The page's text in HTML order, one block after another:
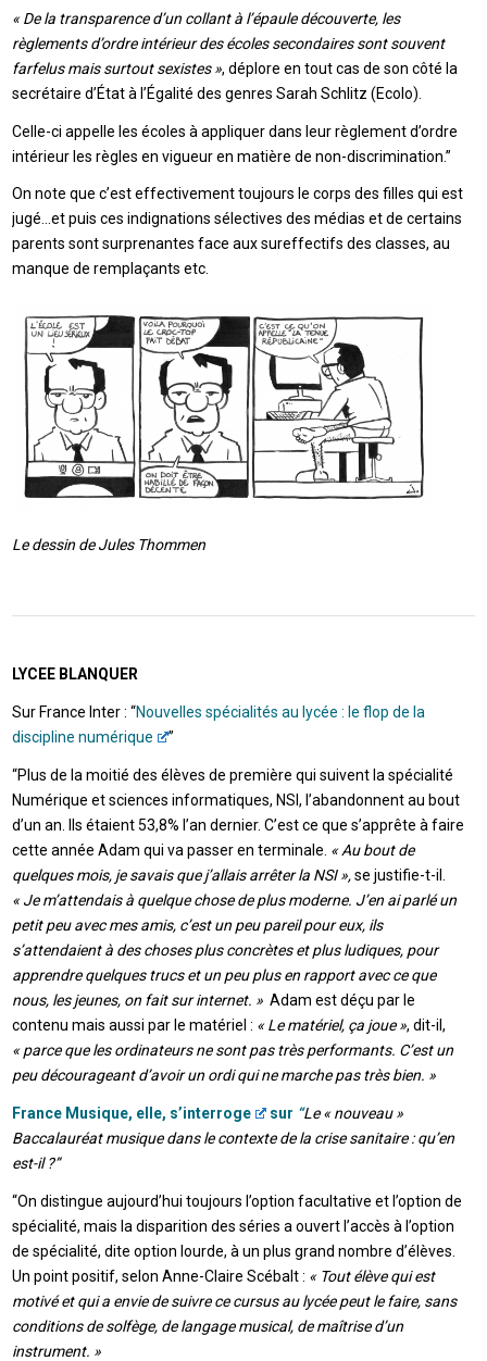
« De la transparence d’un collant à l’épaule découverte, les
règlements d’ordre intérieur des écoles secondaires sont souvent
farfelus mais surtout sexistes », déplore en tout cas de son côté la
secrétaire d’État à l’Égalité des genres Sarah Schlitz (Ecolo).
Celle-ci appelle les écoles à appliquer dans leur règlement d’ordre
intérieur les règles en vigueur en matière de non-discrimination.”
On note que c’est effectivement toujours le corps des filles qui est
jugé…et puis ces indignations sélectives des médias et de certains
parents sont surprenantes face aux sureffectifs des classes, au
manque de remplaçants etc.
Le dessin de Jules Thommen
LYCEE BLANQUER
Sur France Inter : “Nouvelles spécialités au lycée : le flop de la
discipline numérique
”
“Plus de la moitié des élèves de première qui suivent la spécialité
Numérique et sciences informatiques, NSI, l’abandonnent au bout
d’un an. Ils étaient 53,8% l’an dernier. C’est ce que s’apprête à faire
cette année Adam qui va passer en terminale. « Au bout de
quelques mois, je savais que j’allais arrêter la NSI »,se justifie-t-il.
« Je m’attendais à quelque chose de plus moderne. J’en ai parlé un
petit peu avec mes amis, c’est un peu pareil pour eux, ils
s’attendaient à des choses plus concrètes et plus ludiques, pour
apprendre quelques trucs et un peu plus en rapport avec ce que
nous, les jeunes, on fait sur internet. » Adam est déçu par le
contenu mais aussi par le matériel : « Le matériel, ça joue », dit-il,
« parce que les ordinateurs ne sont pas très performants. C’est un
peu décourageant d’avoir un ordi qui ne marche pas très bien. »
France Musique, elle, s’interroge sur “Le « nouveau »
Baccalauréat musique dans le contexte de la crise sanitaire : qu’en
est-il ?”
“On distingue aujourd’hui toujours l’option facultative et l’option de
spécialité, mais la disparition des séries a ouvert l’accès à l’option
de spécialité, dite option lourde, à un plus grand nombre d’élèves.
Un point positif, selon Anne-Claire Scébalt : « Tout élève qui est
motivé et qui a envie de suivre ce cursus au lycée peut le faire, sans
conditions de solfège, de langage musical, de maîtrise d’un
instrument. »